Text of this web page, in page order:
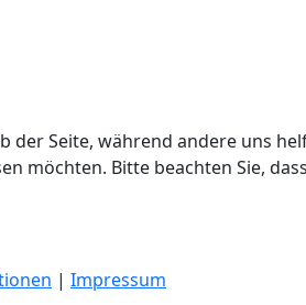
Seite, während andere uns
möchten. Bitte beachten Sie,
| Impressum